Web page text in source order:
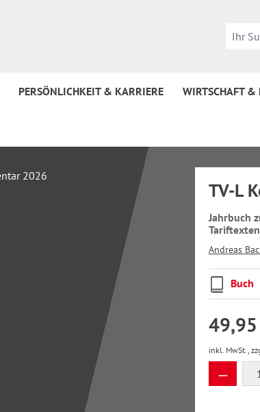
PERSÖNLICHKEIT & KARRIERE WIRTSCHAFT
TV-L
Jahrbuch
Andreas
Buch
inkl. MwSt.,